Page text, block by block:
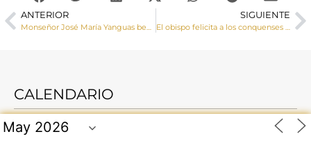
ANTERIOR
Monseñor José María Yanguas bendice el belén de la Plaza de la Hispanidad
SIGUIENTE
El obispo felicita a los conquenses la Navidad y les recuerda que “la Navidad es la puerta por la que entra la alegría en el mundo”
CALENDARIO